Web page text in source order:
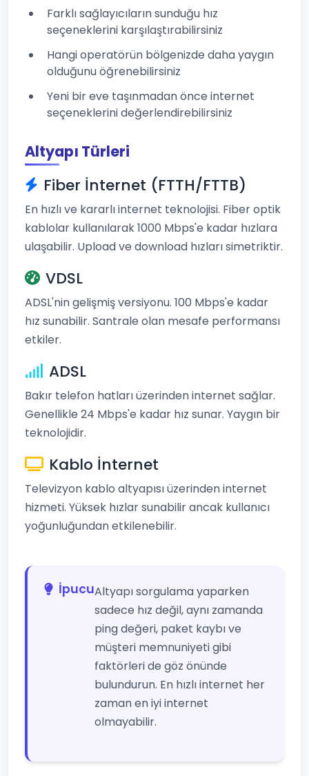
Farklı sağlayıcıların sunduğu hız
seçeneklerini karşılaştırabilirsiniz
Hangi operatörün bölgenizde daha yaygın
olduğunu öğrenebilirsiniz
Yeni bir eve taşınmadan önce internet
seçeneklerini değerlendirebilirsiniz
Altyapı Türleri
Fiber İnternet (FTTH/FTTB)
En hızlı ve kararlı internet teknolojisi. Fiber optik
kablolar kullanılarak 1000 Mbps'e kadar hızlara
ulaşabilir. Upload ve download hızları simetriktir.
VDSL
ADSL'nin gelişmiş versiyonu. 100 Mbps'e kadar
hız sunabilir. Santrale olan mesafe performansı
etkiler.
ADSL
Bakır telefon hatları üzerinden internet sağlar.
Genellikle 24 Mbps'e kadar hız sunar. Yaygın bir
teknolojidir.
Kablo İnternet
Televizyon kablo altyapısı üzerinden internet
hizmeti. Yüksek hızlar sunabilir ancak kullanıcı
yoğunluğundan etkilenebilir.
İpucuAltyapı sorgulama yaparken
sadece hız değil, aynı zamanda
ping değeri, paket kaybı ve
müşteri memnuniyeti gibi
faktörleri de göz önünde
bulundurun. En hızlı internet her
zaman en iyi internet
olmayabilir.